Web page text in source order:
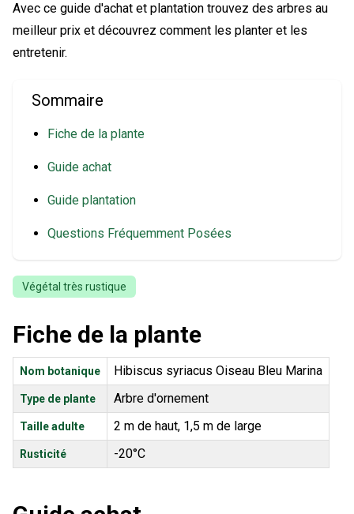
Avec ce guide d'achat et plantation trouvez des arbres au
meilleur prix et découvrez comment les planter et les
entretenir.
Sommaire
Fiche de la plante
Guide achat
Guide plantation
Questions Fréquemment Posées
Végétal très rustique
Fiche de la plante
Nom botanique Hibiscus syriacus Oiseau Bleu Marina
Type de plante Arbre d'ornement
Taille adulte 2 m de haut, 1,5 m de large
Rusticité -20°C